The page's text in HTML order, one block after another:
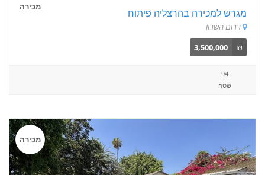
מכירה
מגרש למכירה בהרצליה פיתוח
דרום השרון
₪
3,500,000
94
שטח
מכירה